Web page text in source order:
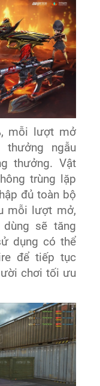
mỗi lượt mở
ngẫu
thưởng. Vật
trùng lặp
đủ toàn bộ
mỗi lượt mở,
sẽ tăng
dụng có thể
để tiếp tục
chơi tối ưu